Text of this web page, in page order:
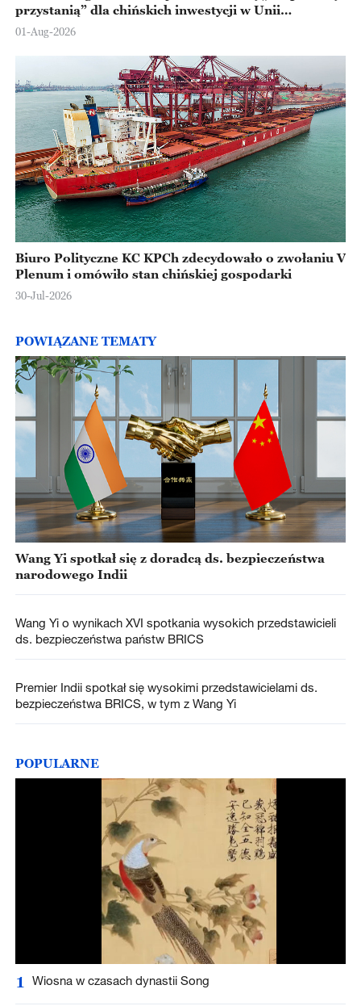
przystanią” dla chińskich inwestycji w Unii
Europejskiej
01-Aug-2026
Biuro Polityczne KC KPCh zdecydowało o zwołaniu V
Plenum i omówiło stan chińskiej gospodarki
30-Jul-2026
POWIĄZANE TEMATY
Wang Yi spotkał się z doradcą ds. bezpieczeństwa
narodowego Indii
Wang Yi o wynikach XVI spotkania wysokich przedstawicieli
ds. bezpieczeństwa państw BRICS
Premier Indii spotkał się wysokimi przedstawicielami ds.
bezpieczeństwa BRICS, w tym z Wang Yi
POPULARNE
1 Wiosna w czasach dynastii Song